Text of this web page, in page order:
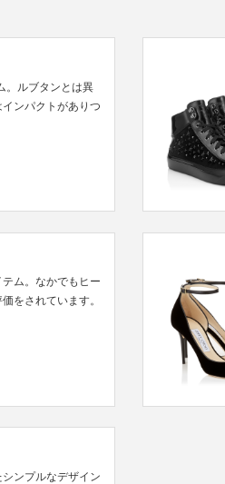
。ルブタンとは異
ンパクトがありつ
ム。なかでもヒー
をされています。
ンプルなデザイン